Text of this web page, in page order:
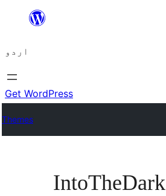
چھوڑیں
پر
جائیں
اردو
Get WordPress
Themes
IntoTheDark